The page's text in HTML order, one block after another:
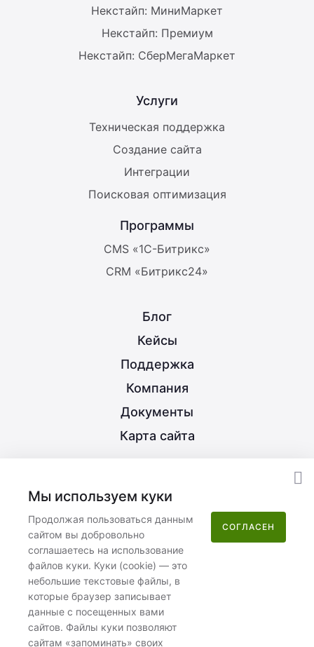
Некстайп: МиниМаркет
Некстайп: Премиум
Некстайп: СберМегаМаркет
Услуги
Техническая поддержка
Создание сайта
Интеграции
Поисковая оптимизация
Программы
CMS «1С-Битрикс»
CRM «Битрикс24»
Блог
Кейсы
Поддержка
Компания
Документы
Карта сайта
Москва,улица Потаповская Роща, 12к2
Пн–Пт 08:00–17:00
Мы используем куки
Продолжая пользоваться данным
сайтом вы добровольно
соглашаетесь на использование
файлов куки. Куки (cookie) — это
небольшие текстовые файлы, в
которые браузер записывает
данные с посещенных вами
сайтов. Файлы куки позволяют
сайтам «запоминать» своих
СОГЛАСЕН